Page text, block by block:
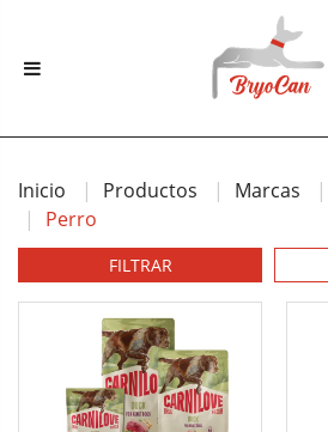
Inicio Productos Marcas
Perro
FILTRAR